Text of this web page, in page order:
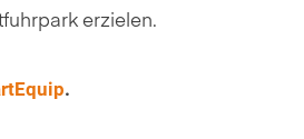
erzielen.
.